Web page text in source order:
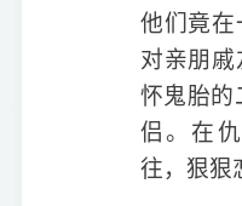
他们竟
对亲朋
怀鬼胎的
侣。在
往，狠狠